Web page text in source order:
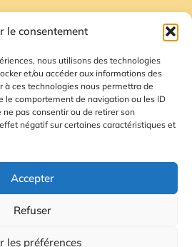
le consentement
nous utilisons des technologies
et/ou accéder aux informations des
à ces technologies nous permettra de
le comportement de navigation ou les ID
pas consentir ou de retirer son
négatif sur certaines caractéristiques et
Accepter
Refuser
les préférences
Plan du site
des Cookies
Radio Calade